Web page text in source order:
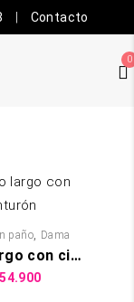
Contacto
0
paño, Dama
Abrigo largo con cinturón